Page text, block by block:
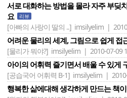
서로 대화하는 방법을 몰라 자주 부딪
요
리뷰
[아빠의 사랑이 딸의 ..] imsilyelim |
어려운 물리의 세계, 그림으로 쉽게 접
[물리가 뭐야?] imsilyelim | 2010-07-09
아이의 어휘력 즐기면서 배울 수 있게
[공습국어 어휘력 B-1] imsilyelim |
행복한 삶에대해 생각하게 만드는 책